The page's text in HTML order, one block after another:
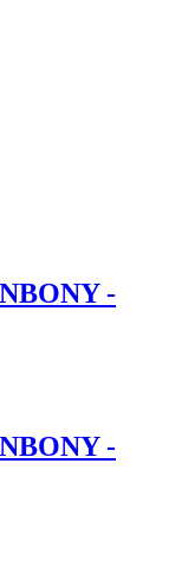
-
-